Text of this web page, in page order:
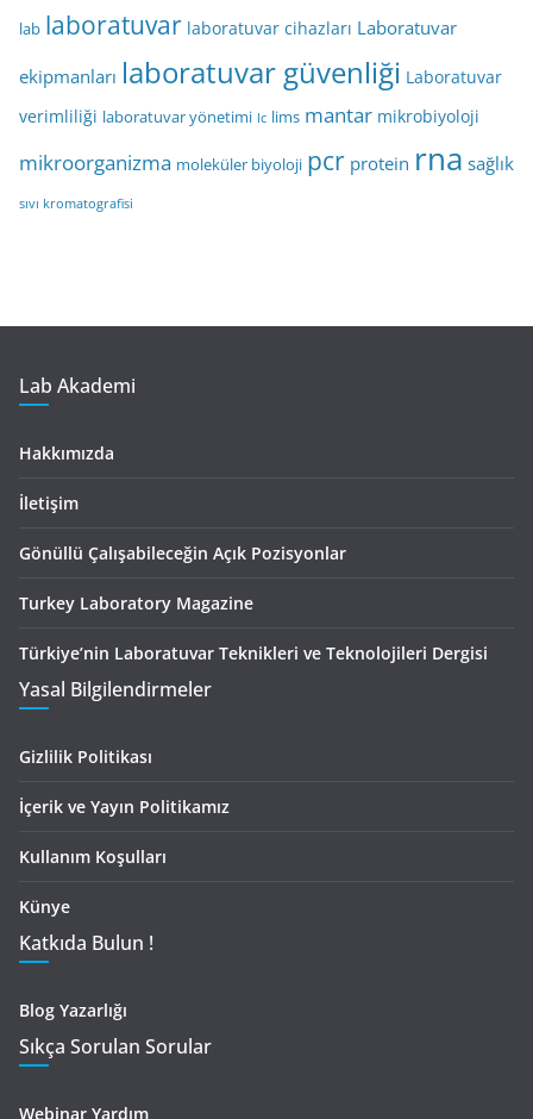
lab laboratuvar laboratuvar cihazları Laboratuvar
ekipmanları laboratuvar güvenliği Laboratuvar
verimliliği laboratuvar yönetimi lc lims mantar mikrobiyoloji
mikroorganizma moleküler biyoloji pcr protein rna sağlık
sıvı kromatografisi
Lab Akademi
Hakkımızda
İletişim
Gönüllü Çalışabileceğin Açık Pozisyonlar
Turkey Laboratory Magazine
Türkiye’nin Laboratuvar Teknikleri ve Teknolojileri Dergisi
Yasal Bilgilendirmeler
Gizlilik Politikası
İçerik ve Yayın Politikamız
Kullanım Koşulları
Künye
Katkıda Bulun !
Blog Yazarlığı
Sıkça Sorulan Sorular
Webinar Yardım